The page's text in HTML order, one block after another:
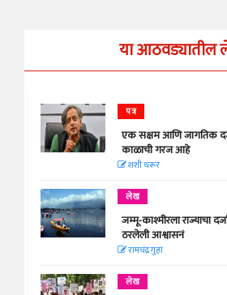
या आठवड्यातील
पत्र
एक सक्षम आणि जागतिक
काळाची गरज आहे
शशी थरूर
लेख
जम्मू-काश्मीरला राज्याचा
ठरलेली आश्वासनं
रामचंद्र गुहा
लेख